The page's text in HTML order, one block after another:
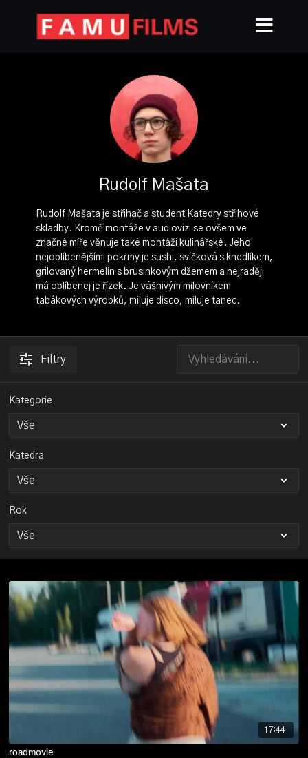
Rudolf Mašata
Rudolf Mašata je střihač a student Katedry střihové
skladby. Kromě montáže v audiovizi se ovšem ve
značné míře věnuje také montáži kulinářské. Jeho
nejoblíbenějšími pokrmy je sushi, svíčková s knedlíkem,
grilovaný hermelín s brusinkovým džemem a nejraději
má oblíbenej je řízek. Je vášnivým milovníkem
tabákových výrobků, miluje disco, miluje tanec.
Filtry
Kategorie
Katedra
Rok
17:44
roadmovie